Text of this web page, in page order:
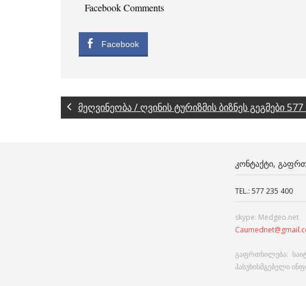
Facebook Comments
Facebook
მეღვინეობა / ღვინის ტურიზმის ბიზნეს გეგმები
ᲙᲝᲜᲢᲐᲥᲢᲘ,
TEL.: 577 235 400
skype: Medgeo.net
გაფრთხილება:
პასუხისმგებელი